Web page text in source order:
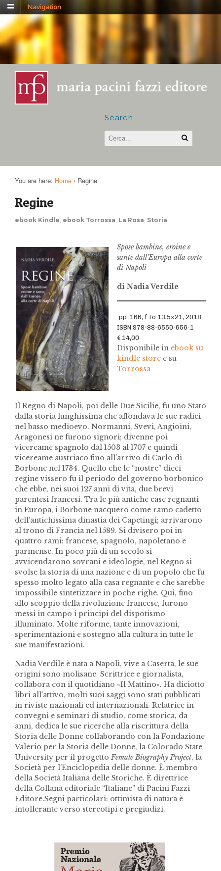
Navigation
Search
You are here: Home › Regine
Regine
ebook Kindle ebook Torrossa La Rosa Storia
Spose bambine, eroine e
sante dall’Europa alla corte
di Napoli
di Nadia Verdile
pp. 166, f.to 13,5×21, 2018
ISBN 978-88-6550-656-1
€ 14,00
Disponibile in ebook su
kindle store e su
Torrossa
Il Regno di Napoli, poi delle Due Sicilie, fu uno Stato
dalla storia lunghissima che affondava le sue radici
nel basso medioevo. Normanni, Svevi, Angioini,
Aragonesi ne furono signori; divenne poi
vicereame spagnolo dal 1503 al 1707 e quindi
vicereame austriaco fino all’arrivo di Carlo di
Borbone nel 1734. Quello che le “nostre” dieci
regine vissero fu il periodo del governo borbonico
che ebbe, nei suoi 127 anni di vita, due brevi
parentesi francesi. Tra le più antiche case regnanti
in Europa, i Borbone nacquero come ramo cadetto
dell’antichissima dinastia dei Capetingi; arrivarono
al trono di Francia nel 1589. Si divisero poi in
quattro rami: francese, spagnolo, napoletano e
parmense. In poco più di un secolo si
avvicendarono sovrani e ideologie, nel Regno si
svolse la storia di una nazione e di un popolo che fu
spesso molto legato alla casa regnante e che sarebbe
impossibile sintetizzare in poche righe. Qui, fino
allo scoppio della rivoluzione francese, furono
messi in campo i principi del dispotismo
illuminato. Molte riforme, tante innovazioni,
sperimentazioni e sostegno alla cultura in tutte le
sue manifestazioni.
Nadia Verdile è nata a Napoli, vive a Caserta, le sue
origini sono molisane. Scrittrice e giornalista,
collabora con il quotidiano «Il Mattino». Ha diciotto
libri all’attivo, molti suoi saggi sono stati pubblicati
in riviste nazionali ed internazionali. Relatrice in
convegni e seminari di studio, come storica, da
anni, dedica le sue ricerche alla riscrittura della
Storia delle Donne collaborando con la Fondazione
Valerio per la Storia delle Donne, la Colorado State
University per il progettoFemale Biography Project, la
Società per l’Enciclopedia delle donne. È membro
della Società Italiana delle Storiche. È direttrice
della Collana editoriale “Italiane” di Pacini Fazzi
Editore.Segni particolari: ottimista di natura è
intollerante verso stereotipi e pregiudizi.